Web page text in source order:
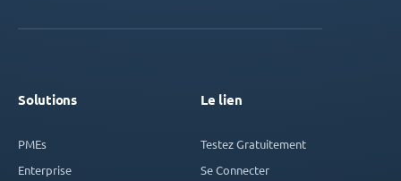
Solutions
PMEs
Enterprise
Le lien
Testez Gratuitement
Se Connecter